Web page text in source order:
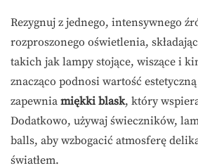
Rezygnuj z jednego, intensywnego
rozproszonego oświetlenia,
takich jak lampy stojące, wiszące i
znacząco podnosi wartość
zapewnia miękki blask, który
Dodatkowo, używaj świeczników,
balls, aby wzbogacić atmosferę
światłem.